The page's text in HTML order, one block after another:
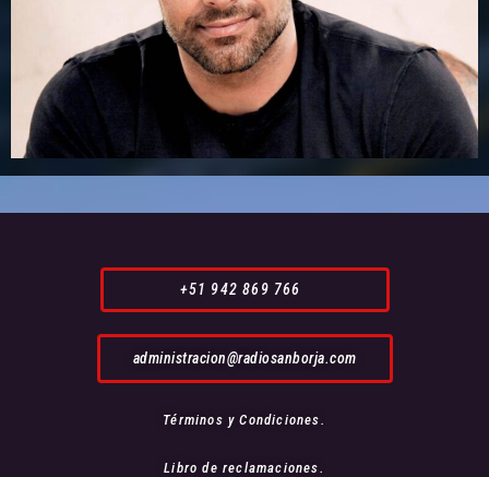
+51 942 869 766
administracion@radiosanborja.com
Términos y Condiciones.
Libro de reclamaciones.